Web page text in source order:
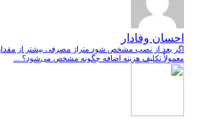
احسان وفادار
اگر بعد از نصب مشخص شود متراژ مصرفی بیشتر از مقدار
معمولاً تکلیف هزینه اضافه چگونه مشخص می‌شود؟ ...